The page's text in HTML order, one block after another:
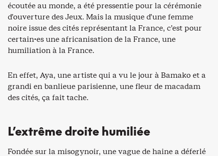
écoutée au monde, a été pressentie pour la cérémonie
d’ouverture des Jeux. Mais la musique d’une femme
noire issue des cités représentant la France, c’est pour
certain·es une africanisation de la France, une
humiliation à la France.
En effet, Aya, une artiste qui a vu le jour à Bamako et a
grandi en banlieue parisienne, une fleur de macadam
des cités, ça fait tache.
L’extrême droite humiliée
Fondée sur la misogynoir, une vague de haine a déferlé